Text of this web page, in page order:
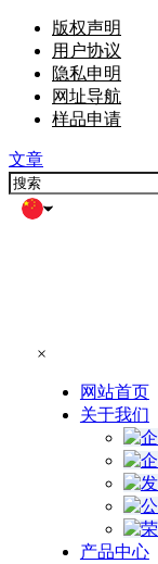
版权声明
用户协议
隐私申明
网址导航
样品申请
文章
×
网站首页
关于我们
产品中心